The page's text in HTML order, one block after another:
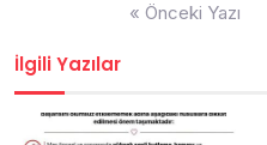
« Önceki Yazı
İlgili Yazılar